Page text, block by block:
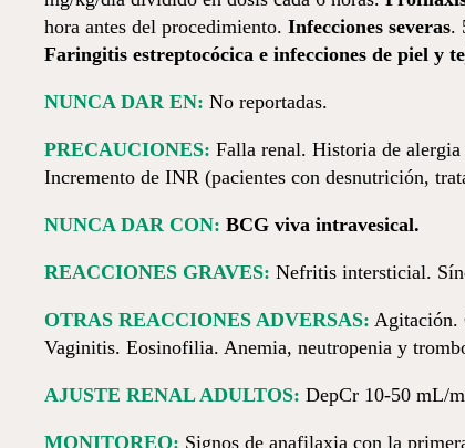
hora antes del procedimiento. Infecciones severas.
Faringitis estreptocócica e infecciones de piel y
NUNCA DAR EN: No reportadas.
PRECAUCIONES: Falla renal. Historia de
Incremento de INR (pacientes con desnutrición,
NUNCA DAR CON: BCG viva intravesical.
REACCIONES GRAVES: Nefritis intersticial.
OTRAS REACCIONES ADVERSAS: Agitación.
Vaginitis. Eosinofilia. Anemia, neutropenia y
AJUSTE RENAL ADULTOS: DepCr 10-50 mL/
MONITOREO: Signos de anafilaxia con la